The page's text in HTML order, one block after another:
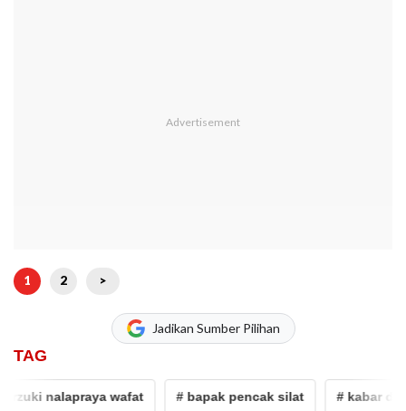
1 2 >
Jadikan Sumber Pilihan
TAG
nalapraya wafat # bapak pencak silat # kabar duka